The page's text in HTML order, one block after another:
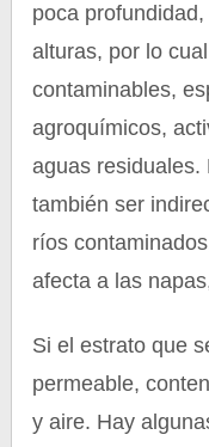
poca
alturas, por lo
contaminables,
agroquímicos,
aguas residuales.
también ser
ríos
afecta a las
Si el estrato que
permeable,
y aire. Hay